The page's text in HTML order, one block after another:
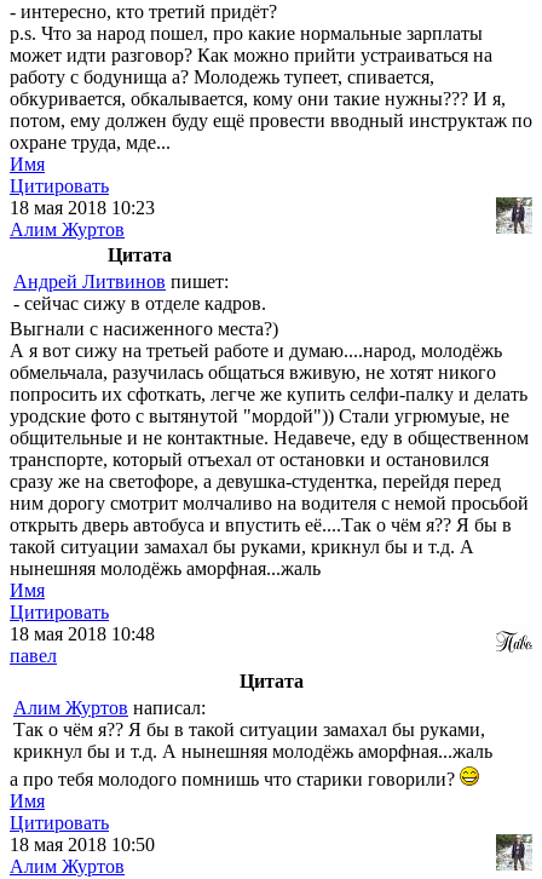
- интересно, кто третий придёт?
p.s. Что за народ пошел, про какие нормальные зарплаты
может идти разговор? Как можно прийти устраиваться на
работу с бодунища а? Молодежь тупеет, спивается,
обкуривается, обкалывается, кому они такие нужны??? И я,
потом, ему должен буду ещё провести вводный инструктаж по
охране труда, мде...
Имя
Цитировать
18 мая 2018 10:23
Алим Журтов
Цитата
Андрей Литвинов пишет:
- сейчас сижу в отделе кадров.
Выгнали с насиженного места?)
А я вот сижу на третьей работе и думаю....народ, молодёжь
обмельчала, разучилась общаться вживую, не хотят никого
попросить их сфоткать, легче же купить селфи-палку и делать
уродские фото с вытянутой "мордой")) Стали угрюмуые, не
общительные и не контактные. Недавече, еду в общественном
транспорте, который отъехал от остановки и остановился
сразу же на светофоре, а девушка-студентка, перейдя перед
ним дорогу смотрит молчаливо на водителя с немой просьбой
открыть дверь автобуса и впустить её....Так о чём я?? Я бы в
такой ситуации замахал бы руками, крикнул бы и т.д. А
нынешняя молодёжь аморфная...жаль
Имя
Цитировать
18 мая 2018 10:48
павел
Цитата
Алим Журтов написал:
Так о чём я?? Я бы в такой ситуации замахал бы руками,
крикнул бы и т.д. А нынешняя молодёжь аморфная...жаль
а про тебя молодого помнишь что старики говорили?
Имя
Цитировать
18 мая 2018 10:50
Алим Журтов